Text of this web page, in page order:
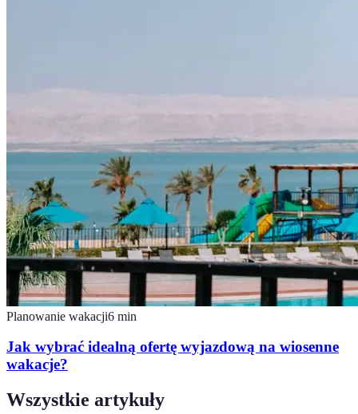
Planowanie wakacji6 min
Jak wybrać idealną ofertę wyjazdową na wiosenne
wakacje?
Wszystkie artykuły